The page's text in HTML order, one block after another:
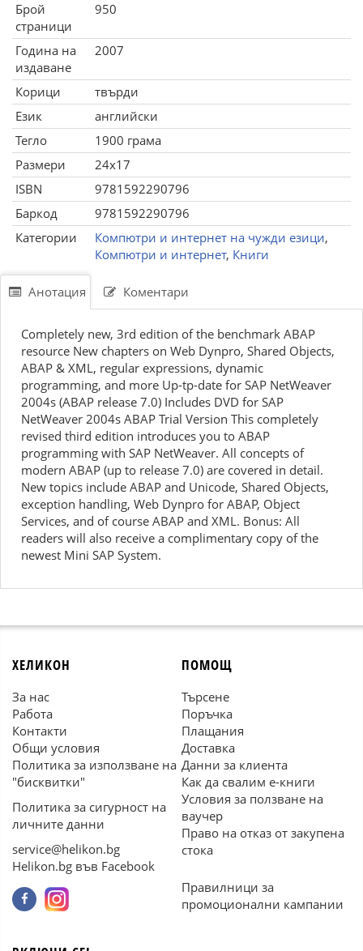
Брой
страници
950
Година на
издаване
2007
Корици
твърди
Език
английски
Тегло
1900 грама
Размери
24x17
ISBN
9781592290796
Баркод
9781592290796
Категории
Компютри и интернет на чужди езици,
Компютри и интернет, Книги
Анотация Коментари
Completely new, 3rd edition of the benchmark ABAP
resource New chapters on Web Dynpro, Shared Objects,
ABAP & XML, regular expressions, dynamic
programming, and more Up-tp-date for SAP NetWeaver
2004s (ABAP release 7.0) Includes DVD for SAP
NetWeaver 2004s ABAP Trial Version This completely
revised third edition introduces you to ABAP
programming with SAP NetWeaver. All concepts of
modern ABAP (up to release 7.0) are covered in detail.
New topics include ABAP and Unicode, Shared Objects,
exception handling, Web Dynpro for ABAP, Object
Services, and of course ABAP and XML. Bonus: All
readers will also receive a complimentary copy of the
newest Mini SAP System.
ХЕЛИКОН
За нас
Работа
Контакти
Общи условия
Политика за използване на
"бисквитки"
Политика за сигурност на
личните данни
service@helikon.bg
Helikon.bg във Facebook
ПОМОЩ
Търсене
Поръчка
Плащания
Доставка
Данни за клиента
Как да свалим е-книги
Условия за ползване на
ваучер
Право на отказ от закупена
стока
Правилници за
промоционални кампании